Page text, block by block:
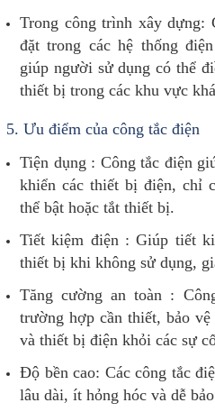
Trong công trình xây dựng:
đặt trong các hệ thống
giúp người sử dụng có thể
thiết bị trong các khu vực
5. Ưu điểm của công tắc điện
Tiện dụng : Công tắc điện
khiển các thiết bị điện, chỉ
thể bật hoặc tắt thiết bị.
Tiết kiệm điện : Giúp tiết
thiết bị khi không sử dụng,
Tăng cường an toàn :
trường hợp cần thiết, bảo
và thiết bị điện khỏi các sự
Độ bền cao: Các công tắc
lâu dài, ít hỏng hóc và dễ